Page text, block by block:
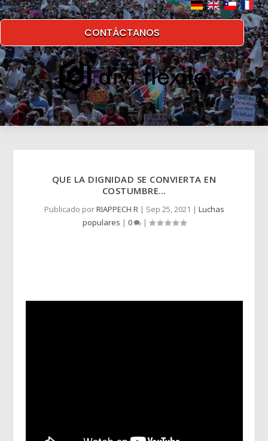
CONTÁCTANOS
QUE LA DIGNIDAD SE CONVIERTA EN
COSTUMBRE…
Publicado porRIAPPECH R| Sep 25, 2021 | Luchas
populares | 0 |